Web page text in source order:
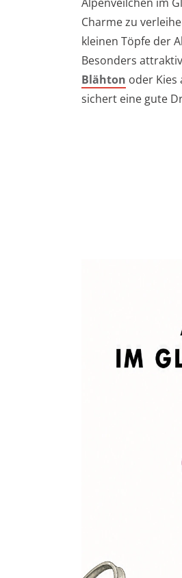
Charme zu
kleinen Töpfe der
Besonders
Blähton oder Kies
sichert eine gute